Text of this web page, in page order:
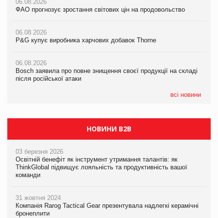
06.08.2026
ФАО прогнозує зростання світових цін на продовольство
06.08.2026
P&G купує виробника харчових добавок Thorne
06.08.2026
Bosch заявила про повне знищення своєї продукції на складі
після російської атаки
всі новини
05.08.2026
новинки від ТМ ТОКЕРИ
Сергій Лісунов про заморожені хлібобулочні вироби на
06.08.2026
ФАО прогнозує зростання світових цін на продовольство
06.08.2026
P&G купує виробника харчових добавок Thorne
06.08.2026
Bosch заявила про повне знищення своєї продукції на складі
після російської атаки
НОВИНИ B2B
03 березня 2026
Освітній бенефіт як інструмент утримання талантів: як
ThinkGlobal підвищує лояльність та продуктивність вашої
команди
31 жовтня 2024
Компанія Rarog Tactical Gear презентувала надлегкі керамічні
бронеплити